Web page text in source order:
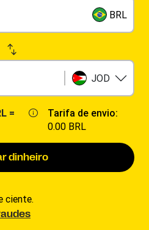
BRL
JOD
=
Tarifa de envio:
0.00 BRL
dinheiro
ciente.